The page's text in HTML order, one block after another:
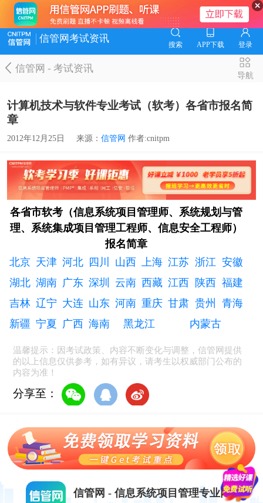
信管网考试资讯
搜索 APP下载 登录
信管网-考试资讯
导航
计算机技术与软件专业考试（软考）各省市报名简
章
2012年12月25日 来源： 信管网 作者:cnitpm
各省市软考（信息系统项目管理师、系统规划与管
理、系统集成项目管理工程师、信息安全工程师）
报名简章
北京 天津 河北 四川 山西 上海 江苏 浙江 安徽
湖北 湖南 广东 深圳 云南 西藏 江西 陕西 福建
吉林 辽宁 大连 山东 河南 重庆 甘肃 贵州
青海
新疆 宁夏 广西 海南 黑龙江 内蒙古
温馨提示：因考试政策、内容不断变化与调整，信管网提供
的以上信息仅供参考，如有异议，请考生以权威部门公布的
内容为准！
分享至：
信管网 - 信息系统项目管理专业网站